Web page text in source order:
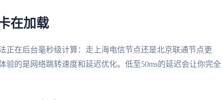
在加载
正在后台毫秒级计算：走上海电信节点还是北京联通节点更
验的是网络跳转速度和延迟优化。低至50ms的延迟会让你完全